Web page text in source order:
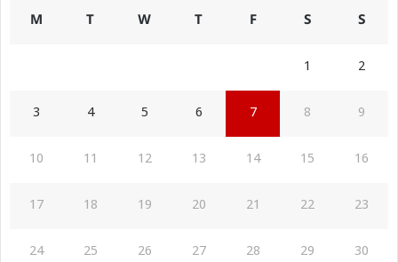
M T W T F S S
1 2
3 4 5 6 7 8 9
10 11 12 13 14 15 16
17 18 19 20 21 22 23
24 25 26 27 28 29 30